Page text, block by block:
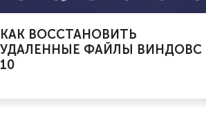
КАК ВОССТАНОВИТЬ
УДАЛЕННЫЕ ФАЙЛЫ ВИНДОВС
10